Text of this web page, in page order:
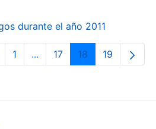
durante el año 2011
Página
1 ...Páginas intermedias Use
Página
17 Página
18 Página
19